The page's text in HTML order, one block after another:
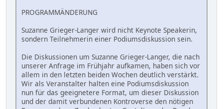
PROGRAMMÄNDERUNG
Suzanne Grieger-Langer wird nicht Keynote Speakerin,
sondern Teilnehmerin einer Podiumsdiskussion sein.
Die Diskussionen um Suzanne Grieger-Langer, die nach
unserer Anfrage im Frühjahr aufkamen, haben sich vor
allem in den letzten beiden Wochen deutlich verstärkt.
Wir als Veranstalter halten eine Podiumsdiskussion
nun für das geeignetere Format, um dieser Diskussion
und der damit verbundenen Kontroverse den nötigen